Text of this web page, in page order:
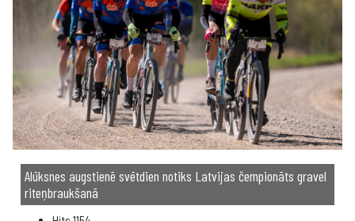
Alūksnes augstienē svētdien notiks Latvijas čempionāts gravel
riteņbraukšanā